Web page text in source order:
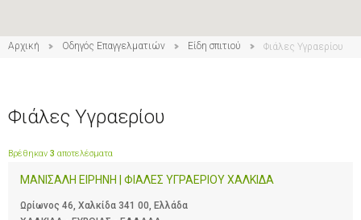
Αρχική Οδηγός Επαγγελματιών Είδη σπιτιού Φιάλες Υγραερίου
Φιάλες Υγραερίου
Βρέθηκαν 3 αποτελέσματα
ΜΑΝΙΣΑΛΗ ΕΙΡΗΝΗ | ΦΙΑΛΕΣ ΥΓΡΑΕΡΙΟΥ ΧΑΛΚΙΔΑ
Ωρίωνος 46, Χαλκίδα 341 00, Ελλάδα